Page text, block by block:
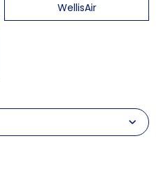
WellisAir